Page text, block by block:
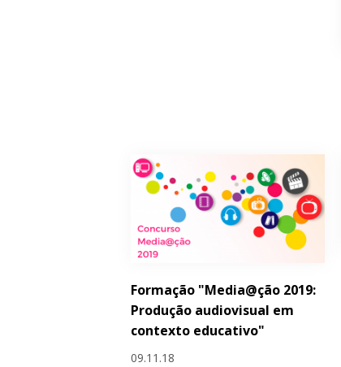
Formação "Media@ção 2019:
Produção audiovisual em
contexto educativo"
09.11.18